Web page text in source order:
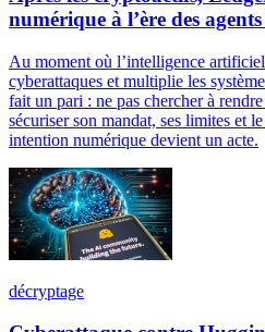
numérique à l’ère des
Au moment où l’intelligence
cyberattaques et multiplie les
fait un pari : ne pas chercher à
sécuriser son mandat, ses limites et
intention numérique devient un acte.
décryptage